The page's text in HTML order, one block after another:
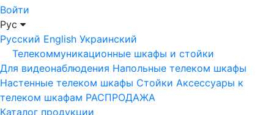
Войти
Рус
Русский English Украинский
Телекоммуникационные шкафы и стойки
Для видеонаблюдения Напольные телеком шкафы
Настенные телеком шкафы Стойки Аксессуары к
телеком шкафам РАСПРОДАЖА
Каталог продукции